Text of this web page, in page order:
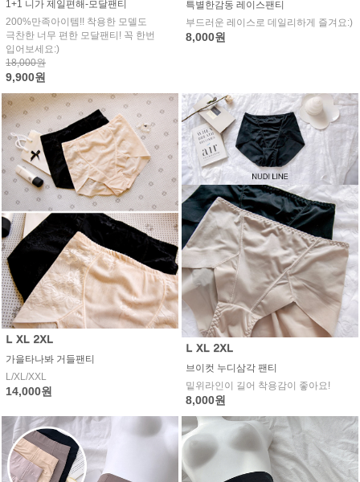
1+1 니가 제일편해-모달팬티
200%만족아이템!! 착용한 모델도
극찬한 너무 편한 모달팬티! 꼭 한번
입어보세요:)
18,000원
9,900원
특별한감동 레이스팬티
부드러운 레이스로 데일리하게 즐겨요:)
8,000원
가을타나봐 거들팬티
L/XL/XXL
14,000원
브이컷 누디삼각 팬티
밑위라인이 길어 착용감이 좋아요!
8,000원